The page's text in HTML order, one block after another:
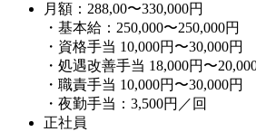
月額：288,00〜330,000円
・基本給：250,000〜250,000円
・資格手当 10,000円〜30,000円
・処遇改善手当 18,000円〜
・職責手当 10,000円〜30,000円
・夜勤手当：3,500円／回
正社員